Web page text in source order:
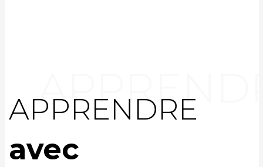
APPRENDRE
avec